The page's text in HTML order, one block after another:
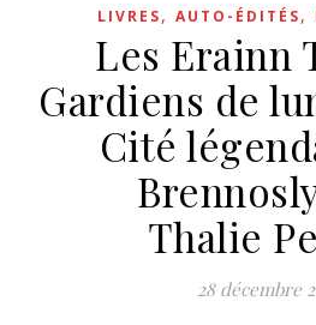
LIVRES, AUTO-ÉDITÉS,
Les Erainn
Gardiens de
Cité
Thalie
28 décembre